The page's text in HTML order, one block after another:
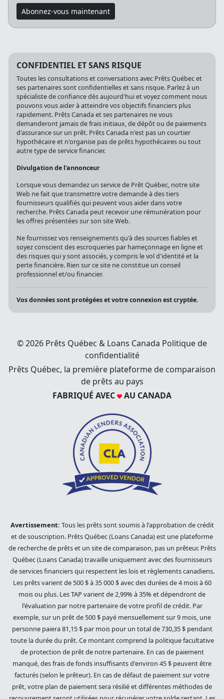
Abonnez-vous maintenant
CONFIDENTIEL ET SANS RISQUE
Toutes les consultations et conversations avec Prêts Québec et
ses partenaires sont confidentielles et sans risque. Parlez à un
spécialiste de confiance dès aujourd'hui et voyez comment nous
pouvons vous aider à atteindre vos objectifs financiers plus
rapidement. Prêts Canada et ses partenaires ne vous
demanderont jamais de frais initiaux, de dépôt ou de paiements
d'assurance sur un prêt. Prêts Canada n'est pas un courtier
hypothécaire et n'organise pas de prêts hypothécaires ou tout
autre type de service financier.
Divulgation de l'annonceur
Lorsque vous demandez un service de Prêt Québec, notre site
Web ne fait que transmettre votre demande à des tiers
fournisseurs qualifiés qui peuvent vous aider dans votre
recherche. Prêts Canada peut recevoir une rémunération pour
les offres présentées sur son site Web.
Ne fournissez vos renseignements qu'à des sources fiables et
soyez conscient des escroqueries par hameçonnage en ligne et
des risques qui y sont associés, y compris le vol d'identité et la
perte financière. Rien sur ce site ne constitue un conseil
professionnel et/ou financier.
Vos données sont protégées et votre connexion est cryptée.
© 2026 Prêts Québec & Loans Canada Politique de
confidentialité
Prêts Québec, la première plateforme de comparaison
de prêts au pays
FABRIQUÉ AVEC
AU CANADA
Avertissement: Tous les prêts sont soumis à l'approbation de crédit
et de souscription. Prêts Québec (Loans Canada) est une plateforme
de recherche de prêts et un site de comparaison, pas un prêteur. Prêts
Québec (Loans Canada) travaille uniquement avec des fournisseurs
de services financiers qui respectent les lois et règlements canadiens.
Les prêts varient de 500 $ à 35 000 $ avec des durées de 4 mois à 60
mois ou plus. Les TAP varient de 2,99% à 35% et dépendront de
l'évaluation par notre partenaire de votre profil de crédit. Par
exemple, sur un prêt de 500 $ payé mensuellement sur 9 mois, une
personne paiera 81,15 $ par mois pour un total de 730,35 $ pendant
toute la durée du prêt. Ce montant comprend la politique facultative
de protection de prêt de notre partenaire. En cas de paiement
manqué, des frais de fonds insuffisants d'environ 45 $ peuvent être
facturés (selon le prêteur). En cas de défaut de paiement sur votre
prêt, votre plan de paiement sera résilié et différentes méthodes de